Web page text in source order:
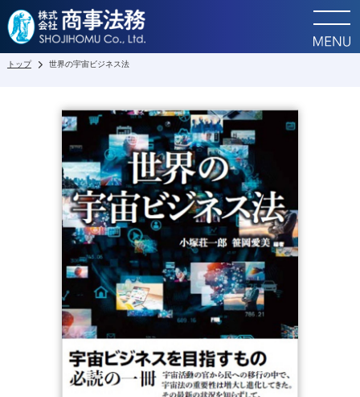
トップ 世界の宇宙ビジネス法